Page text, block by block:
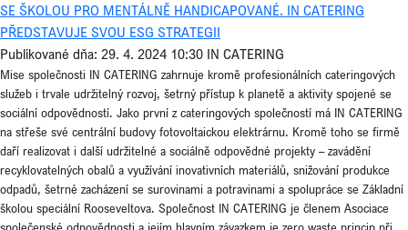
SE ŠKOLOU PRO MENTÁLNĚ HANDICAPOVANÉ. IN CATERING
PŘEDSTAVUJE SVOU ESG STRATEGII
Publikované dňa: 29. 4. 2024 10:30 IN CATERING
Mise společnosti IN CATERING zahrnuje kromě profesionálních cateringových
služeb i trvale udržitelný rozvoj, šetrný přístup k planetě a aktivity spojené se
sociální odpovědností. Jako první z cateringových společností má IN CATERING
na střeše své centrální budovy fotovoltaickou elektrárnu. Kromě toho se firmě
daří realizovat i další udržitelné a sociálně odpovědné projekty – zavádění
recyklovatelných obalů a využívání inovativních materiálů, snižování produkce
odpadů, šetrné zacházení se surovinami a potravinami a spolupráce se Základní
školou speciální Rooseveltova. Společnost IN CATERING je členem Asociace